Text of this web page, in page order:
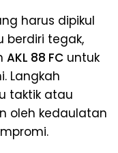
harus dipikul
berdiri tegak,
AKL 88 FC untuk
Langkah
taktik atau
oleh kedaulatan